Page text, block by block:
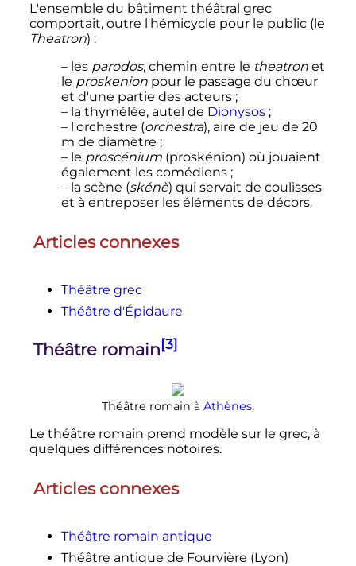
L'ensemble du bâtiment théâtral grec
comportait, outre l'hémicycle pour le public (le
Theatron) :
– les parodos, chemin entre le theatronet
le proskenionpour le passage du chœur
et d'une partie des acteurs ;
– la thymélée, autel de Dionysos ;
– l'orchestre (orchestra), aire de jeu de 20
m de diamètre ;
– le proscénium(proskénion) où jouaient
également les comédiens ;
– la scène (skénè) qui servait de coulisses
et à entreposer les éléments de décors.
Articles connexes
Théâtre grec
Théâtre d'Épidaure
Théâtre romain[3]
Théâtre romain à Athènes.
Le théâtre romain prend modèle sur le grec, à
quelques différences notoires.
Articles connexes
Théâtre romain antique
Théâtre antique de Fourvière (Lyon)